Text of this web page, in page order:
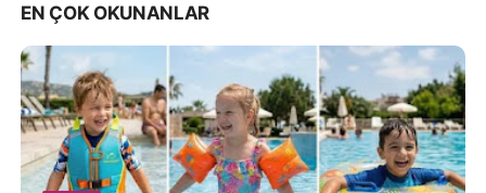
EN ÇOK OKUNANLAR